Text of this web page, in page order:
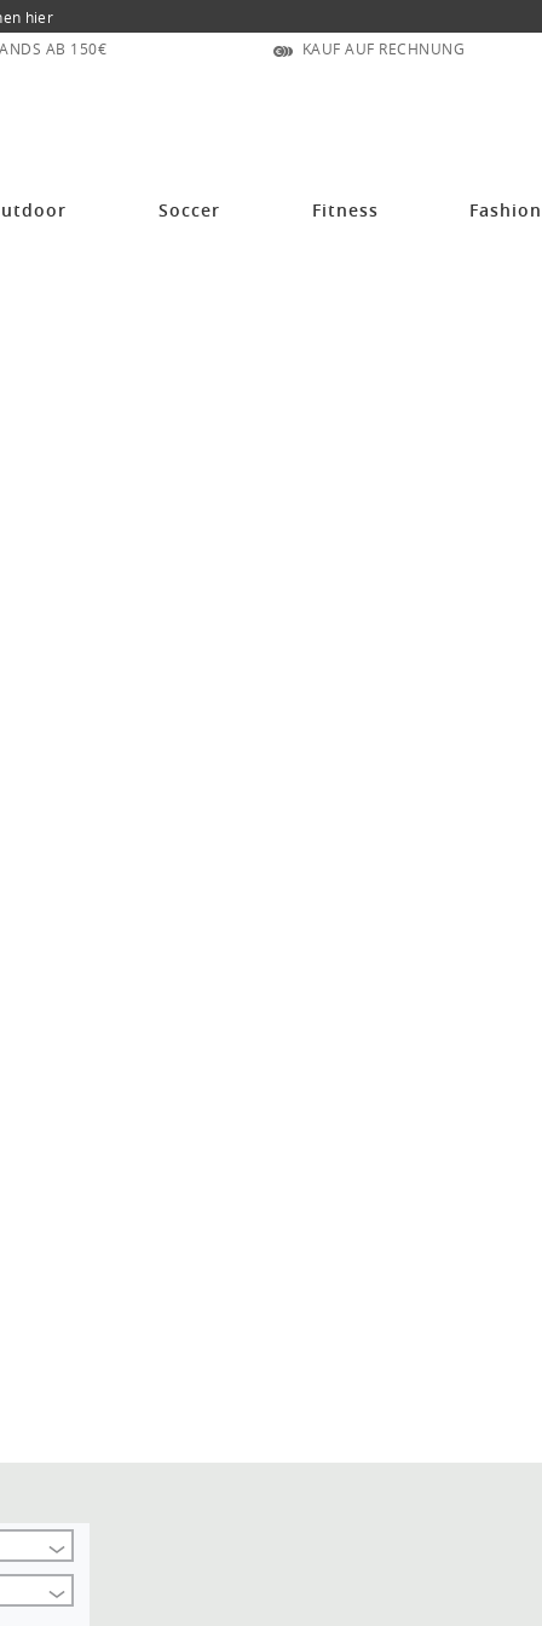
hier
AB 150€
KAUF AUF RECHNUNG
Soccer Fitness Fashion